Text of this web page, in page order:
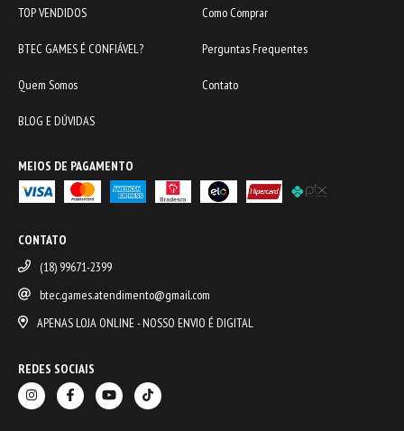
TOP VENDIDOS Como Comprar
BTEC GAMES É CONFIÁVEL? Perguntas Frequentes
Quem Somos Contato
BLOG E DÚVIDAS
MEIOS DE PAGAMENTO
CONTATO
(18) 99671-2399
btec.games.atendimento@gmail.com
APENAS LOJA ONLINE - NOSSO ENVIO É DIGITAL
REDES SOCIAIS